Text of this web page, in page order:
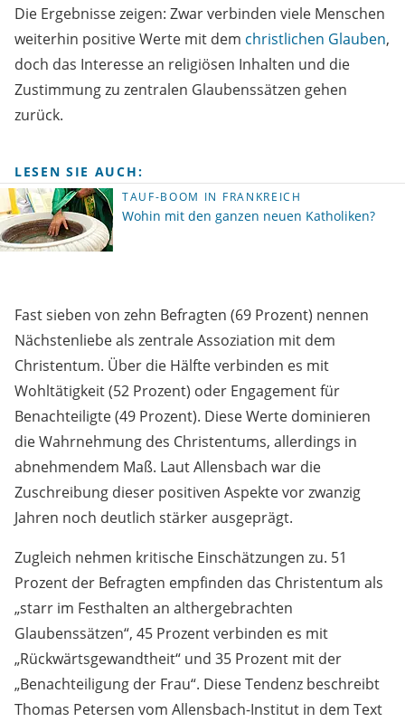
Die Ergebnisse zeigen: Zwar verbinden viele Menschen
weiterhin positive Werte mit dem christlichen Glauben,
doch das Interesse an religiösen Inhalten und die
Zustimmung zu zentralen Glaubenssätzen gehen
zurück.
LESEN SIE AUCH:
TAUF-BOOM IN FRANKREICH
Wohin mit den ganzen neuen Katholiken?
Fast sieben von zehn Befragten (69 Prozent) nennen
Nächstenliebe als zentrale Assoziation mit dem
Christentum. Über die Hälfte verbinden es mit
Wohltätigkeit (52 Prozent) oder Engagement für
Benachteiligte (49 Prozent). Diese Werte dominieren
die Wahrnehmung des Christentums, allerdings in
abnehmendem Maß. Laut Allensbach war die
Zuschreibung dieser positiven Aspekte vor zwanzig
Jahren noch deutlich stärker ausgeprägt.
Zugleich nehmen kritische Einschätzungen zu. 51
Prozent der Befragten empfinden das Christentum als
„starr im Festhalten an althergebrachten
Glaubenssätzen“, 45 Prozent verbinden es mit
„Rückwärtsgewandtheit“ und 35 Prozent mit der
„Benachteiligung der Frau“. Diese Tendenz beschreibt
Thomas Petersen vom Allensbach-Institut in dem Text